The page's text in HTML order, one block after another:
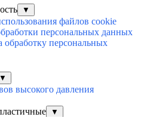
▼
файлов cookie
персональных данных
обработку персональных
▼
высокого давления
▼